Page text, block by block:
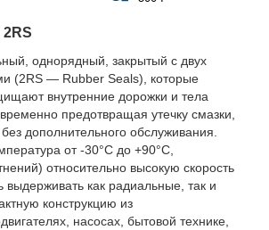
однорядный, закрытый с двух
(2RS — Rubber Seals), которые
внутренние дорожки и тела
предотвращая утечку смазки,
дополнительного обслуживания.
от -30°C до +90°C,
относительно высокую скорость
как радиальные, так и
конструкцию из
насосах, бытовой технике,